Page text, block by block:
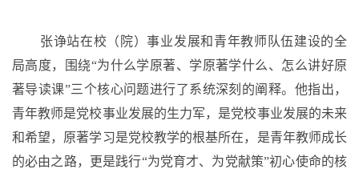
张诤站在校（院）事业发展和青年教师队伍建设的全
局高度，围绕“为什么学原著、学原著学什么、怎么讲好原
著导读课”三个核心问题进行了系统深刻的阐释。他指出，
青年教师是党校事业发展的生力军，是党校事业发展的未来
和希望，原著学习是党校教学的根基所在，是青年教师成长
的必由之路，更是践行“为党育才、为党献策”初心使命的核